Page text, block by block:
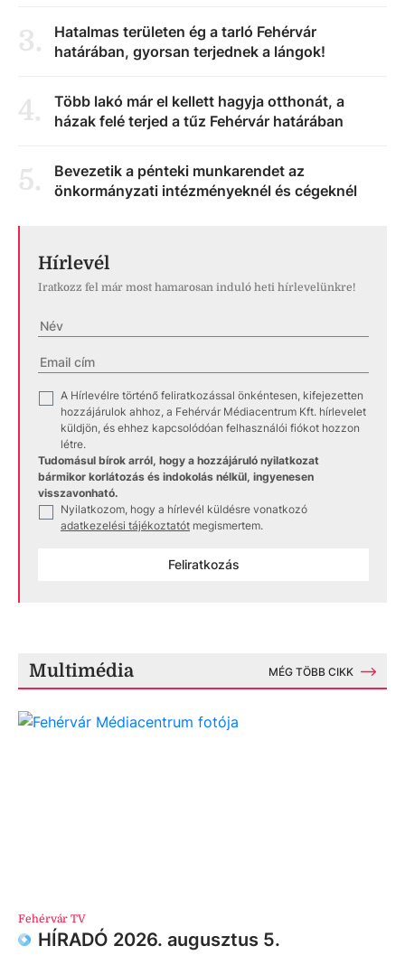
3.
Hatalmas területen ég a tarló Fehérvár
határában, gyorsan terjednek a lángok!
4.
Több lakó már el kellett hagyja otthonát, a
házak felé terjed a tűz Fehérvár határában
5.
Bevezetik a pénteki munkarendet az
önkormányzati intézményeknél és cégeknél
Hírlevél
Iratkozz fel már most hamarosan induló heti hírlevelünkre!
A Hírlevélre történő feliratkozással önkéntesen, kifejezetten
hozzájárulok ahhoz, a Fehérvár Médiacentrum Kft. hírlevelet
küldjön, és ehhez kapcsolódóan felhasználói fiókot hozzon
létre.
Tudomásul bírok arról, hogy a hozzájáruló nyilatkozat
bármikor korlátozás és indokolás nélkül, ingyenesen
visszavonható.
Nyilatkozom, hogy a hírlevél küldésre vonatkozó
adatkezelési tájékoztatót megismertem.
Feliratkozás
Multimédia MÉG TÖBB CIKK
Fehérvár TV
HÍRADÓ 2026. augusztus 5.